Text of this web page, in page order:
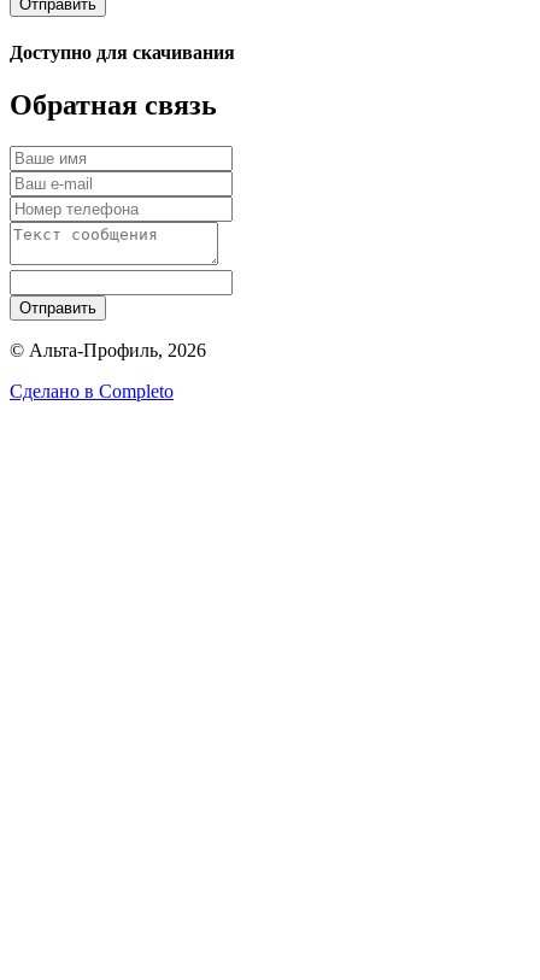
Отправить
Доступно для скачивания
Обратная связь
Отправить
© Альта-Профиль, 2026
Сделано в Completo